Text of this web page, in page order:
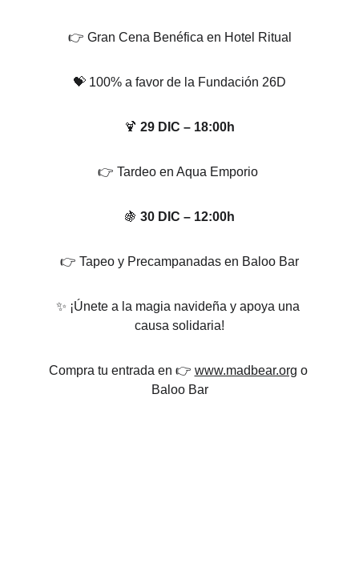
👉 Gran Cena Benéfica en Hotel Ritual
💝 100% a favor de la Fundación 26D
🍹 29 DIC – 18:00h
👉 Tardeo en Aqua Emporio
🍇 30 DIC – 12:00h
👉 Tapeo y Precampanadas en Baloo Bar
✨ ¡Únete a la magia navideña y apoya una
causa solidaria!
Compra tu entrada en 👉 www.madbear.org o
Baloo Bar